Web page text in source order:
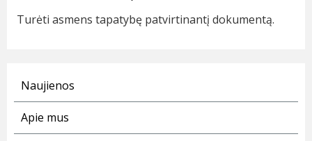
Turėti asmens tapatybę patvirtinantį dokumentą.
Naujienos
Apie mus